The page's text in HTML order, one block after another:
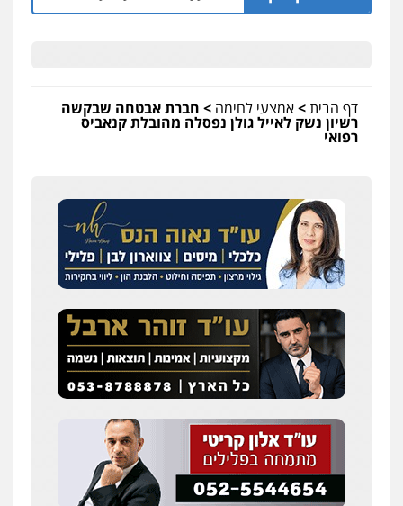
דף הבית>אמצעי לחימה > חברת אבטחה שבקשה
רשיון נשק לאייל גולן נפסלה מהובלת קנאביס
רפואי